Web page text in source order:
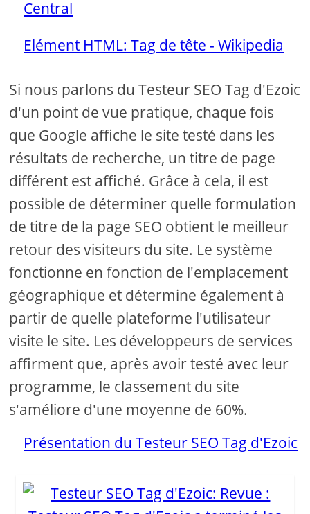
Central
Elément HTML: Tag de tête - Wikipedia
Si nous parlons du Testeur SEO Tag d'Ezoic
d'un point de vue pratique, chaque fois
que Google affiche le site testé dans les
résultats de recherche, un titre de page
différent est affiché. Grâce à cela, il est
possible de déterminer quelle formulation
de titre de la page SEO obtient le meilleur
retour des visiteurs du site. Le système
fonctionne en fonction de l'emplacement
géographique et détermine également à
partir de quelle plateforme l'utilisateur
visite le site. Les développeurs de services
affirment que, après avoir testé avec leur
programme, le classement du site
s'améliore d'une moyenne de 60%.
Présentation du Testeur SEO Tag d'Ezoic